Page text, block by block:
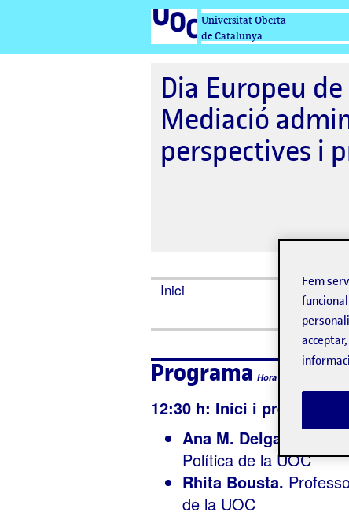
Universitat Oberta
de Catalunya
Dia Europeu
Mediació
perspectives i
Inici Ponents
Programa Hora local de
12:30 h: Inici i
Ana M. Delgado,
Política de la UOC
Rhita Bousta.
de la UOC
Fem